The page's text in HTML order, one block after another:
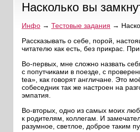
на сайте
пользователей
Насколько вы
Инфо→ Тестовые задания →
Рассказывать о себе, порой,
читателю как есть, без прикрас.
Во-первых, мне сложно назвать
с попутчиками в поезде, с
tea», как говорят англичане. Это
собеседник так же настроен на
эмпатия.
Во-вторых, одно из самых моих
к родителям, коллегам. И
разумное, светлое, доброе таким